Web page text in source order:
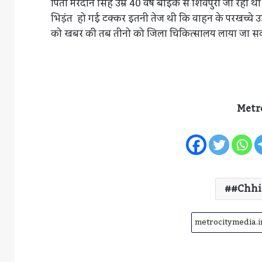
भिड़ंत हो गई टक्कर इतनी तेज थी कि वाहन के परखच्चे
को खबर की तब तीनो को जिला चिकित्सालय लाया जा